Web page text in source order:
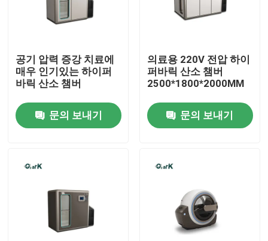
비디오
공기 압력 증강 치료에
매우 인기있는 하이퍼
바릭 산소 챔버
문의 보내기
의료용 220V 전압 하이
퍼바릭 산소 챔버
2500*1800*2000MM
문의 보내기